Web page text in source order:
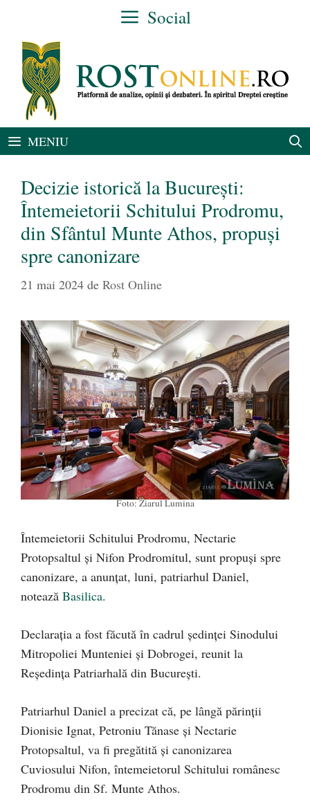
conținut
Social
MENIU
Decizie istorică la București:
Întemeietorii Schitului Prodromu,
din Sfântul Munte Athos, propuși
spre canonizare
21 mai 2024 de Rost Online
Foto: Ziarul Lumina
Întemeietorii Schitului Prodromu, Nectarie
Protopsaltul și Nifon Prodromitul, sunt propuși spre
canonizare, a anunțat, luni, patriarhul Daniel,
notează Basilica.
Declarația a fost făcută în cadrul ședinței Sinodului
Mitropoliei Munteniei și Dobrogei, reunit la
Reședința Patriarhală din București.
Patriarhul Daniel a precizat că, pe lângă părinții
Dionisie Ignat, Petroniu Tănase și Nectarie
Protopsaltul, va fi pregătită și canonizarea
Cuviosului Nifon, întemeietorul Schitului românesc
Prodromu din Sf. Munte Athos.